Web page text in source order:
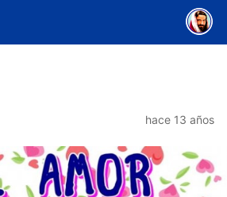
hace 13 años